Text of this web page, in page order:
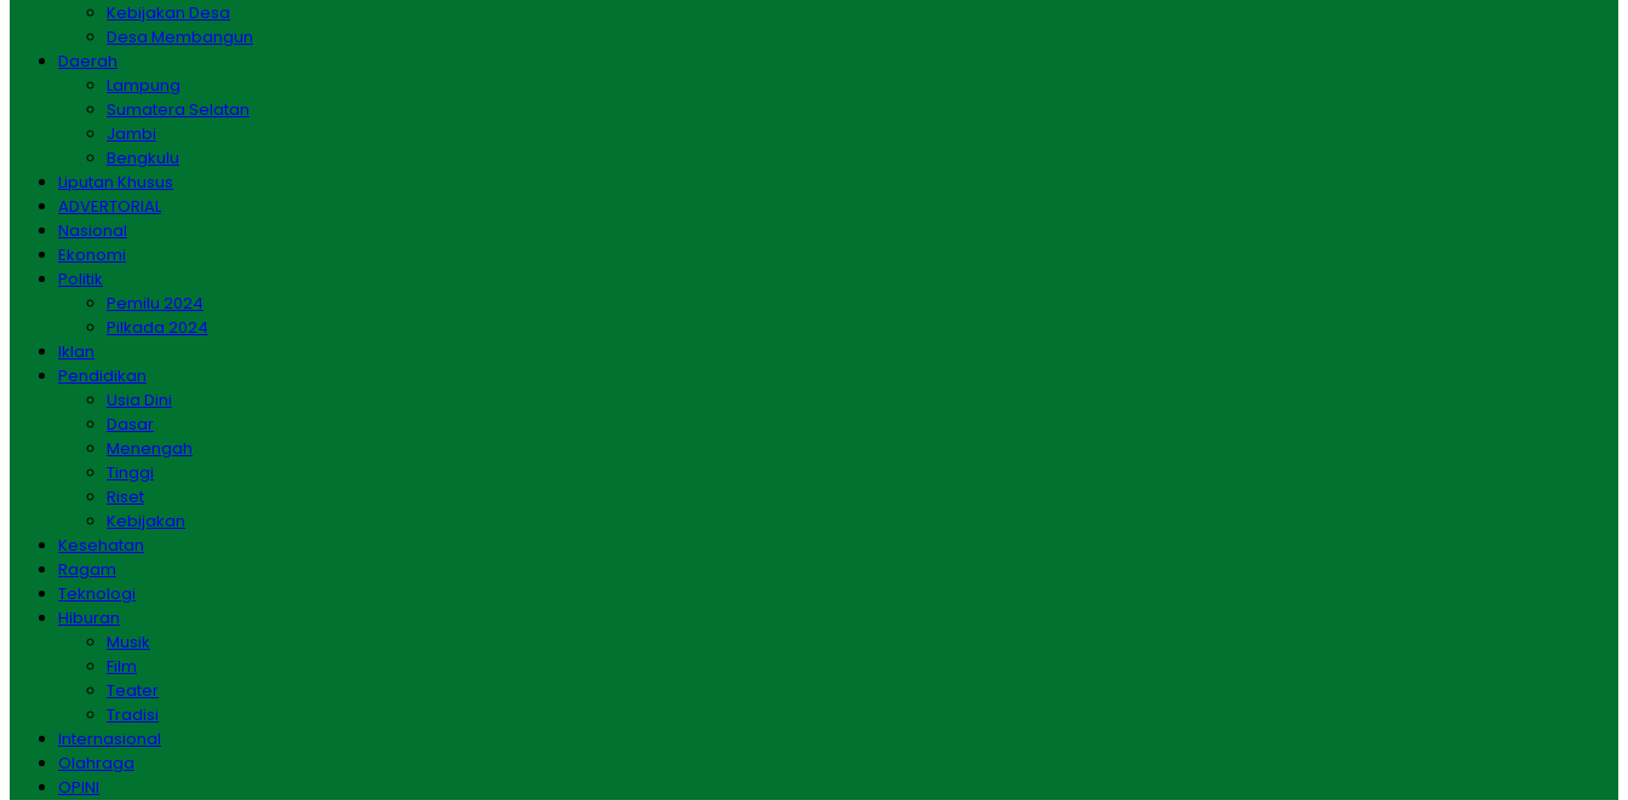
Kebijakan Desa
Desa Membangun
Daerah
Lampung
Sumatera Selatan
Jambi
Bengkulu
Liputan Khusus
ADVERTORIAL
Nasional
Ekonomi
Politik
Pemilu 2024
Pilkada 2024
Iklan
Pendidikan
Usia Dini
Dasar
Menengah
Tinggi
Riset
Kebijakan
Kesehatan
Ragam
Teknologi
Hiburan
Musik
Film
Teater
Tradisi
Internasional
Olahraga
OPINI